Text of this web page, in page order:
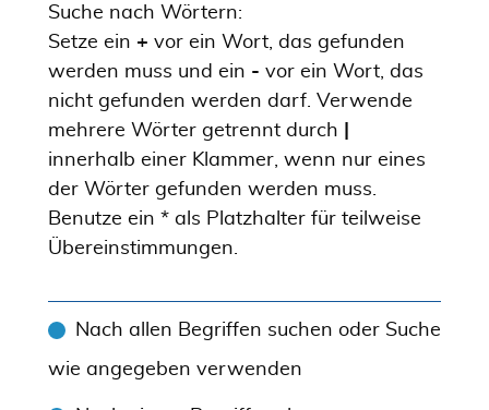
Suche nach Wörtern:
Setze ein + vor ein Wort, das gefunden
werden muss und ein - vor ein Wort, das
nicht gefunden werden darf. Verwende
mehrere Wörter getrennt durch
innerhalb einer Klammer, wenn nur eines
der Wörter gefunden werden muss.
Benutze ein * als Platzhalter für teilweise
Übereinstimmungen.
Nach allen Begriffen suchen oder Suche
wie angegeben verwenden